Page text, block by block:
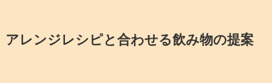
アレンジレシピと合わせる飲み物の提案